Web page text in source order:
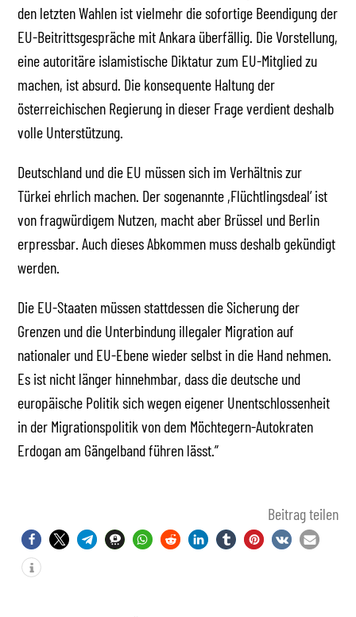
den letzten Wahlen ist vielmehr die sofortige Beendigung der
EU-Beitrittsgespräche mit Ankara überfällig. Die Vorstellung,
eine autoritäre islamistische Diktatur zum EU-Mitglied zu
machen, ist absurd. Die konsequente Haltung der
österreichischen Regierung in dieser Frage verdient deshalb
volle Unterstützung.
Deutschland und die EU müssen sich im Verhältnis zur
Türkei ehrlich machen. Der sogenannte ,Flüchtlingsdeal’ ist
von fragwürdigem Nutzen, macht aber Brüssel und Berlin
erpressbar. Auch dieses Abkommen muss deshalb gekündigt
werden.
Die EU-Staaten müssen stattdessen die Sicherung der
Grenzen und die Unterbindung illegaler Migration auf
nationaler und EU-Ebene wieder selbst in die Hand nehmen.
Es ist nicht länger hinnehmbar, dass die deutsche und
europäische Politik sich wegen eigener Unentschlossenheit
in der Migrationspolitik von dem Möchtegern-Autokraten
Erdogan am Gängelband führen lässt.”
Beitrag teilen